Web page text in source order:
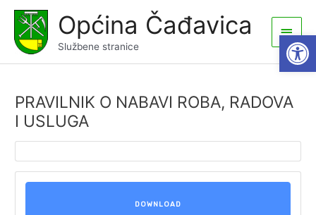
content
Općina Čađavica
Službene stranice
Main
Menu
PRAVILNIK O NABAVI ROBA, RADOVA
I USLUGA
DOWNLOAD